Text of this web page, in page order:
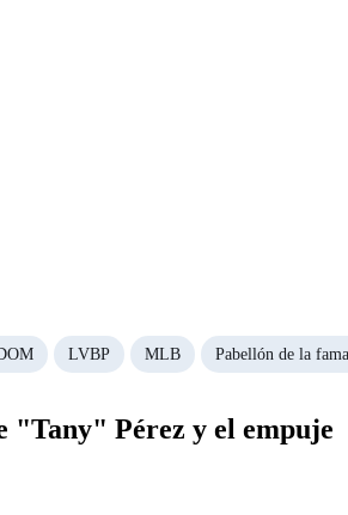
LVBP MLB Pabellón de la fama
"Tany" Pérez y el empuje